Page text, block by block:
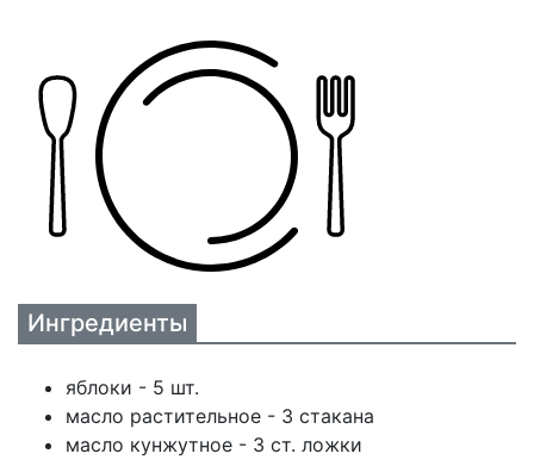
Ингредиенты
яблоки - 5 шт.
масло растительное - 3 стакана
масло кунжутное - 3 ст. ложки